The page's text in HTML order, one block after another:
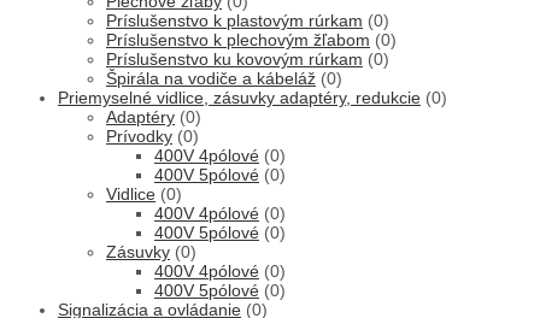
Príslušenstvo k plastovým rúrkam (0)
Príslušenstvo k plechovým žľabom (0)
Príslušenstvo ku kovovým rúrkam (0)
Špirála na vodiče a kábeláž (0)
Priemyselné vidlice, zásuvky adaptéry, redukcie (0)
Adaptéry (0)
Prívodky (0)
400V 4pólové (0)
400V 5pólové (0)
Vidlice (0)
400V 4pólové (0)
400V 5pólové (0)
Zásuvky (0)
400V 4pólové (0)
400V 5pólové (0)
Signalizácia a ovládanie (0)